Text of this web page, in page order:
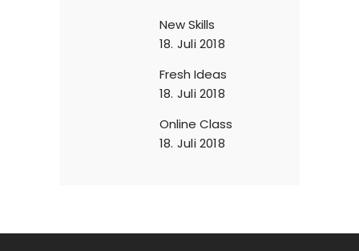
New Skills
18. Juli 2018
Fresh Ideas
18. Juli 2018
Online Class
18. Juli 2018